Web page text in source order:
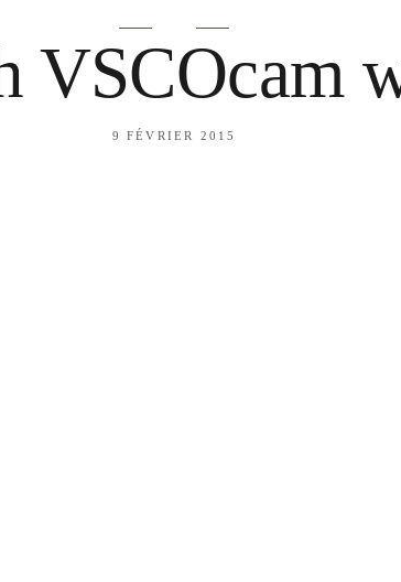
VSCOcam
9 FÉVRIER 2015